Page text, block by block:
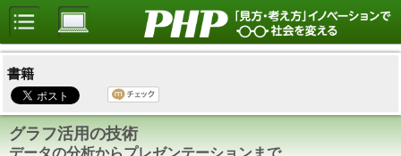
書籍
グラフ活用の技術
データの分析からプレゼンテーションまで